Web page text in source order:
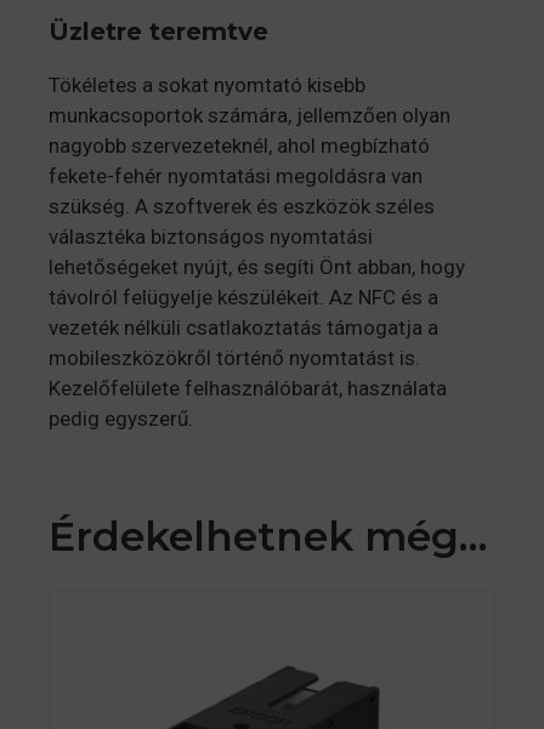
Üzletre teremtve
Tökéletes a sokat nyomtató kisebb
munkacsoportok számára, jellemzően olyan
nagyobb szervezeteknél, ahol megbízható
fekete-fehér nyomtatási megoldásra van
szükség. A szoftverek és eszközök széles
választéka biztonságos nyomtatási
lehetőségeket nyújt, és segíti Önt abban, hogy
távolról felügyelje készülékeit. Az NFC és a
vezeték nélküli csatlakoztatás támogatja a
mobileszközökről történő nyomtatást is.
Kezelőfelülete felhasználóbarát, használata
pedig egyszerű.
Érdekelhetnek még…